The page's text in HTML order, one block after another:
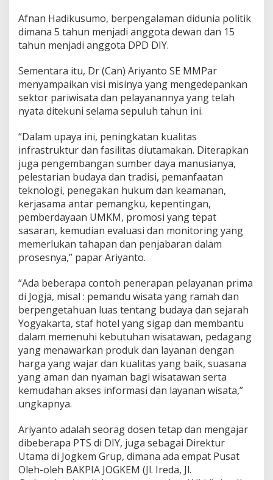
Afnan Hadikusumo, berpengalaman didunia politik
dimana 5 tahun menjadi anggota dewan dan 15
tahun menjadi anggota DPD DIY.
Sementara itu, Dr (Can) Ariyanto SE MMPar
menyampaikan visi misinya yang mengedepankan
sektor pariwisata dan pelayanannya yang telah
nyata ditekuni selama sepuluh tahun ini.
“Dalam upaya ini, peningkatan kualitas
infrastruktur dan fasilitas diutamakan. Diterapkan
juga pengembangan sumber daya manusianya,
pelestarian budaya dan tradisi, pemanfaatan
teknologi, penegakan hukum dan keamanan,
kerjasama antar pemangku, kepentingan,
pemberdayaan UMKM, promosi yang tepat
sasaran, kemudian evaluasi dan monitoring yang
memerlukan tahapan dan penjabaran dalam
prosesnya,” papar Ariyanto.
“Ada beberapa contoh penerapan pelayanan prima
di Jogja, misal : pemandu wisata yang ramah dan
berpengetahuan luas tentang budaya dan sejarah
Yogyakarta, staf hotel yang sigap dan membantu
dalam memenuhi kebutuhan wisatawan, pedagang
yang menawarkan produk dan layanan dengan
harga yang wajar dan kualitas yang baik, suasana
yang aman dan nyaman bagi wisatawan serta
kemudahan akses informasi dan layanan wisata,”
ungkapnya.
Ariyanto adalah seorag dosen tetap dan mengajar
dibeberapa PTS di DIY, juga sebagai Direktur
Utama di Jogkem Grup, dimana ada empat Pusat
Oleh-oleh BAKPIA JOGKEM (Jl. Ireda, Jl.